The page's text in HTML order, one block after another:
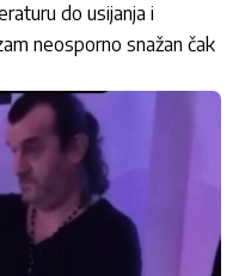
do usijanja i
neosporno snažan čak